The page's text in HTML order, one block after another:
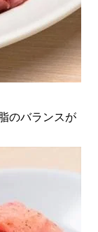
のバランスが